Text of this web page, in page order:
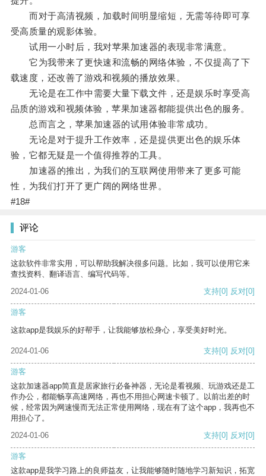
而对于高清视频，加载时间明显缩短，无需等待即可享
受高质量的观影体验。
试用一小时后，我对苹果加速器的表现非常满意。
它为我带来了更快速和流畅的网络体验，不仅提高了下
载速度，还改善了游戏和视频的播放效果。
无论是在工作中需要大量下载文件，还是娱乐时享受高
品质的游戏和视频体验，苹果加速器都能提供出色的服务。
总而言之，苹果加速器的试用体验非常成功。
无论是对于提升工作效率，还是提供更出色的娱乐体
验，它都无疑是一个值得推荐的工具。
加速器的推出，为我们的互联网使用带来了更多可能
性，为我们打开了更广阔的网络世界。
#18#
评论
游客
这款软件非常实用，可以帮助我解决很多问题。比如，我可以使用它来
查找资料、翻译语言、编写代码等。
2024-01-06
支持[0] 反对[0]
游客
这款app是我娱乐的好帮手，让我能够放松身心，享受美好时光。
2024-01-06 支持[0] 反对[0]
游客
这款加速器app简直是居家旅行必备神器，无论是看视频、玩游戏还是工
作办公，都能畅享高速网络，再也不用担心网速卡顿了。以前出差的时
候，经常因为网速慢而无法正常使用网络，现在有了这个app，我再也不
用担心了。
2024-01-06
支持[0] 反对[0]
游客
这款app是我学习路上的良师益友，让我能够随时随地学习新知识，拓宽